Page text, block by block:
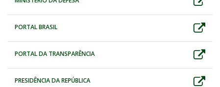
PORTAL BRASIL
PORTAL DA TRANSPARÊNCIA
PRESIDÊNCIA DA REPÚBLICA